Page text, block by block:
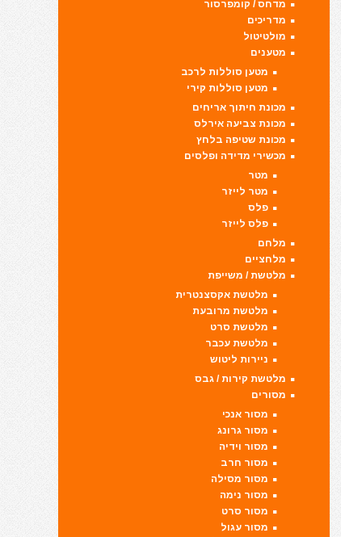
מדחס / קומפרסור
מדריכים
מולטיטול
מטענים
מטען סוללות לרכב
מטען סוללות קירי
מכונת חיתוך אריחים
מכונת צביעה אירלס
מכונת שטיפה בלחץ
מכשירי מדידה ופלסים
מטר
מטר לייזר
פלס
פלס לייזר
מלחם
מלחציים
מלטשת / משייפת
מלטשת אקסצנטרית
מלטשת מרובעת
מלטשת סרט
מלטשת עכבר
ניירות ליטוש
מלטשת קירות / גבס
מסורים
מסור אנכי
מסור גרונג
מסור וידיה
מסור חרב
מסור מסילה
מסור נימה
מסור סרט
מסור עגול